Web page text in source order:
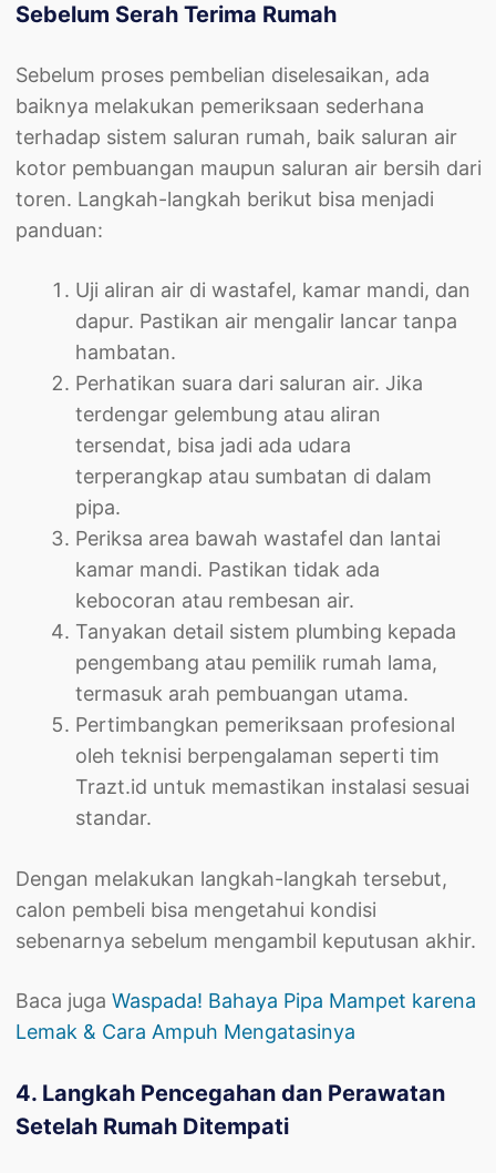
Sebelum Serah Terima Rumah
Sebelum proses pembelian diselesaikan, ada
baiknya melakukan pemeriksaan sederhana
terhadap sistem saluran rumah, baik saluran air
kotor pembuangan maupun saluran air bersih dari
toren. Langkah-langkah berikut bisa menjadi
panduan:
Uji aliran air di wastafel, kamar mandi, dan
dapur. Pastikan air mengalir lancar tanpa
hambatan.
Perhatikan suara dari saluran air. Jika
terdengar gelembung atau aliran
tersendat, bisa jadi ada udara
terperangkap atau sumbatan di dalam
pipa.
Periksa area bawah wastafel dan lantai
kamar mandi. Pastikan tidak ada
kebocoran atau rembesan air.
Tanyakan detail sistem plumbing kepada
pengembang atau pemilik rumah lama,
termasuk arah pembuangan utama.
Pertimbangkan pemeriksaan profesional
oleh teknisi berpengalaman seperti tim
Trazt.id untuk memastikan instalasi sesuai
standar.
Dengan melakukan langkah-langkah tersebut,
calon pembeli bisa mengetahui kondisi
sebenarnya sebelum mengambil keputusan akhir.
Baca juga Waspada! Bahaya Pipa Mampet karena
Lemak & Cara Ampuh Mengatasinya
4. Langkah Pencegahan dan Perawatan
Setelah Rumah Ditempati